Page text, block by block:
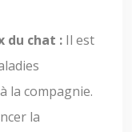
du chat : Il est
la compagnie.
la